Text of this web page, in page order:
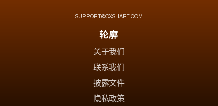
SUPPORT@OXSHARE.COM
轮廓
关于我们
联系我们
披露文件
隐私政策